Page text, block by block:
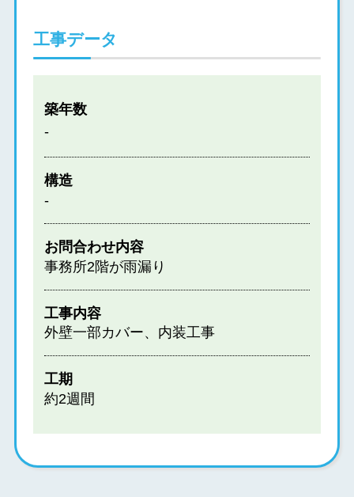
工事データ
築年数
‐
構造
‐
お問合わせ内容
事務所2階が雨漏り
工事内容
外壁一部カバー、内装工事
工期
約2週間